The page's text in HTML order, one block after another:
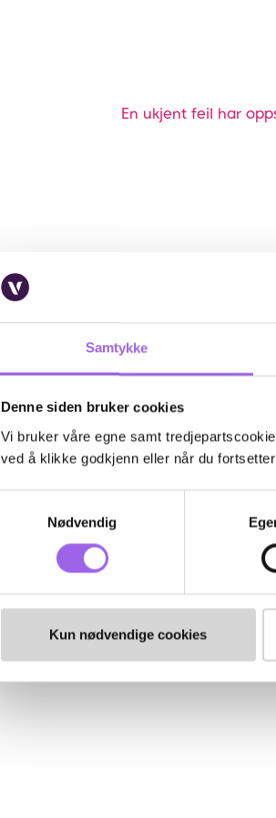
Samtykke
Denne siden bruker cookies
Vi bruker våre egne samt
ved å klikke godkjenn eller når du
Nødvendig
Kun nødvendige cookies
En ukjent feil har